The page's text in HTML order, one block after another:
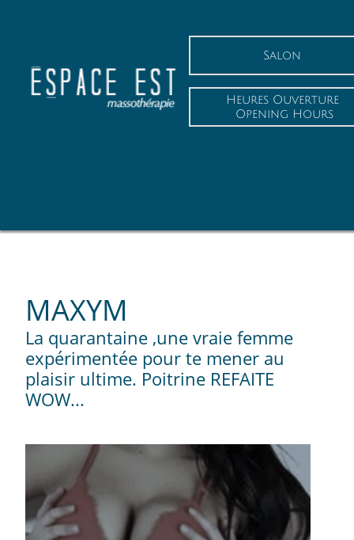
Salon
Heures Ouverture
Opening Hours
MAXYM
​La quarantaine ,une vraie femme
expérimentée pour te mener au
plaisir ultime. Poitrine REFAITE
WOW...